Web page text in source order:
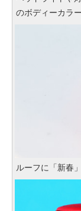
のボディーカラ
ルーフに「新春